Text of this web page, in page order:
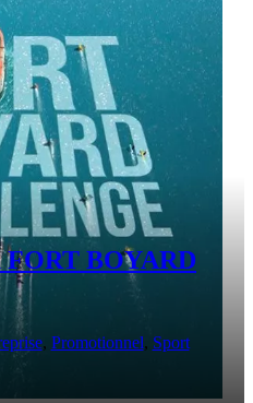
FORT BOYARD
, Promotionnel, Sport